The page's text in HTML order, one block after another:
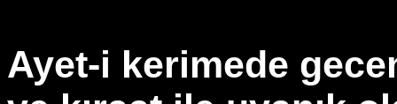
Ayet-i kerimede